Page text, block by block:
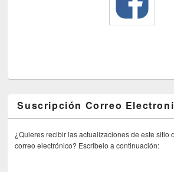
Suscripción Correo
¿Quieres recibir las actualizaciones de este sitio
correo electrónico? Escribelo a continuación: